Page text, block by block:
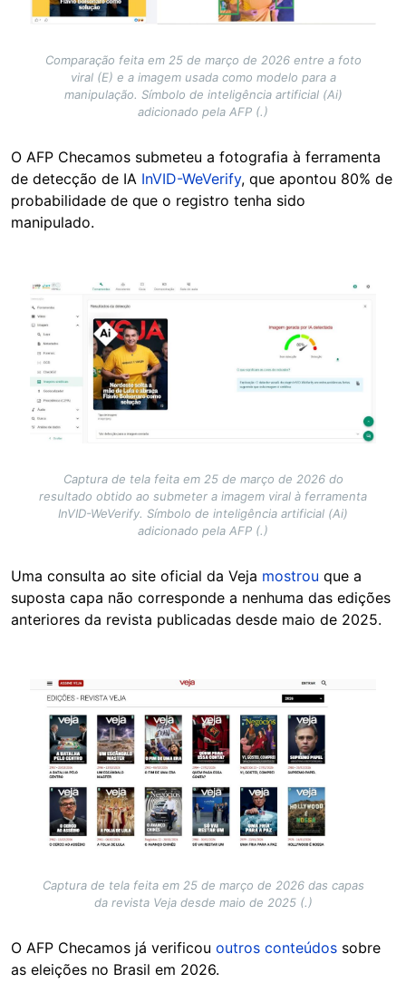
Comparação feita em 25 de março de 2026 entre a foto
viral (E) e a imagem usada como modelo para a
manipulação. Símbolo de inteligência artificial (Ai)
adicionado pela AFP (.)
O AFP Checamos submeteu a fotografia à ferramenta
de detecção de IA InVID-WeVerify, que apontou 80% de
probabilidade de que o registro tenha sido
manipulado.
Image
Captura de tela feita em 25 de março de 2026 do
resultado obtido ao submeter a imagem viral à ferramenta
InVID-WeVerify. Símbolo de inteligência artificial (Ai)
adicionado pela AFP (.)
Uma consulta ao site oficial da Veja mostrou que a
suposta capa não corresponde a nenhuma das edições
anteriores da revista publicadas desde maio de 2025.
Image
Captura de tela feita em 25 de março de 2026 das capas
da revista Veja desde maio de 2025 (.)
O AFP Checamos já verificou outros conteúdos sobre
as eleições no Brasil em 2026.